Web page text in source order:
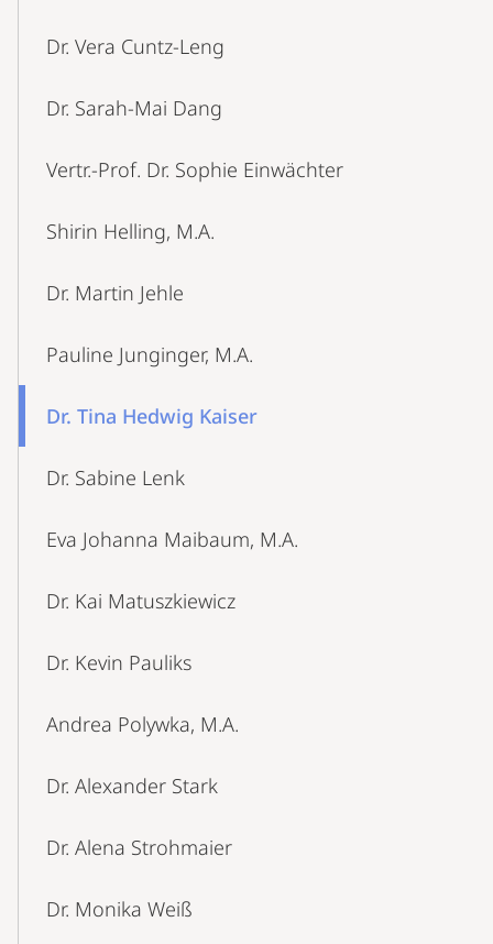
Dr. Vera Cuntz-Leng
Dr. Sarah-Mai Dang
Vertr.-Prof. Dr. Sophie Einwächter
Shirin Helling, M.A.
Dr. Martin Jehle
Pauline Junginger, M.A.
Dr. Tina Hedwig Kaiser
Dr. Sabine Lenk
Eva Johanna Maibaum, M.A.
Dr. Kai Matuszkiewicz
Dr. Kevin Pauliks
Andrea Polywka, M.A.
Dr. Alexander Stark
Dr. Alena Strohmaier
Dr. Monika Weiß